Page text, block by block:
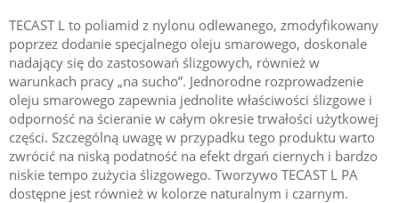
TECAST L to poliamid z nylonu odlewanego, zmodyfikowany
poprzez dodanie specjalnego oleju smarowego, doskonale
nadający się do zastosowań ślizgowych, również w
warunkach pracy „na sucho”. Jednorodne rozprowadzenie
oleju smarowego zapewnia jednolite właściwości ślizgowe i
odporność na ścieranie w całym okresie trwałości użytkowej
części. Szczególną uwagę w przypadku tego produktu warto
zwrócić na niską podatność na efekt drgań ciernych i bardzo
niskie tempo zużycia ślizgowego. Tworzywo TECAST L PA
dostępne jest również w kolorze naturalnym i czarnym.